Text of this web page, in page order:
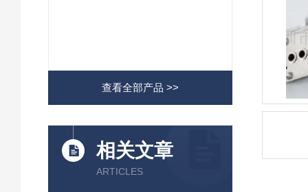
查看全部产品 >>
相关文章
ARTICLES